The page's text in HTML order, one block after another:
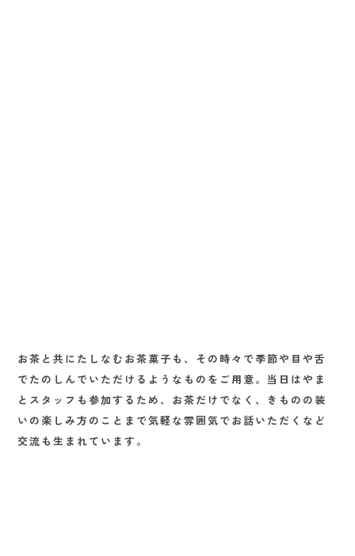
お茶と共にたしなむお茶菓子も、その時々で季節や目や舌
でたのしんでいただけるようなものをご用意。当日はやま
とスタッフも参加するため、お茶だけでなく、きものの装
いの楽しみ方のことまで気軽な雰囲気でお話いただくなど
交流も生まれています。